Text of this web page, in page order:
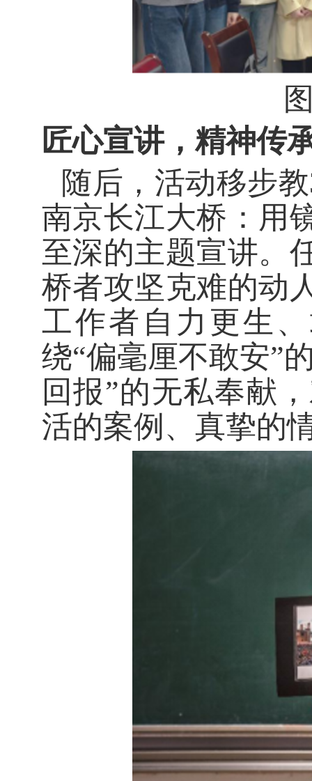
匠心宣讲，精神传
随后，活动移步教
南京长江大桥：用
至深的主题宣讲。
桥者攻坚克难的动
工作者自力更生
绕“偏毫厘不敢安”
回报”的无私奉献
活的案例、真挚的